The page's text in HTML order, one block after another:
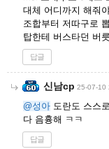
대체 어디까지 해줘
조합부터 저따구로
탑한테 버스타던 버
답글
신남cp 25-07-10
@성아 도란도 스스
다 음흉해 ㅋㅋ
답글